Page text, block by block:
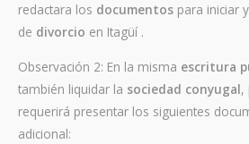
redactara los documentos para iniciar
de divorcio en Itagüí .
Observación 2: En la misma escritura
también liquidar la sociedad conyugal,
requerirá presentar los siguientes
adicional: